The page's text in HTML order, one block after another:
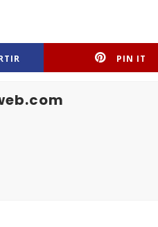
PIN IT